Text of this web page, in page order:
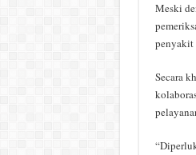
Meski
penyakit
Secara